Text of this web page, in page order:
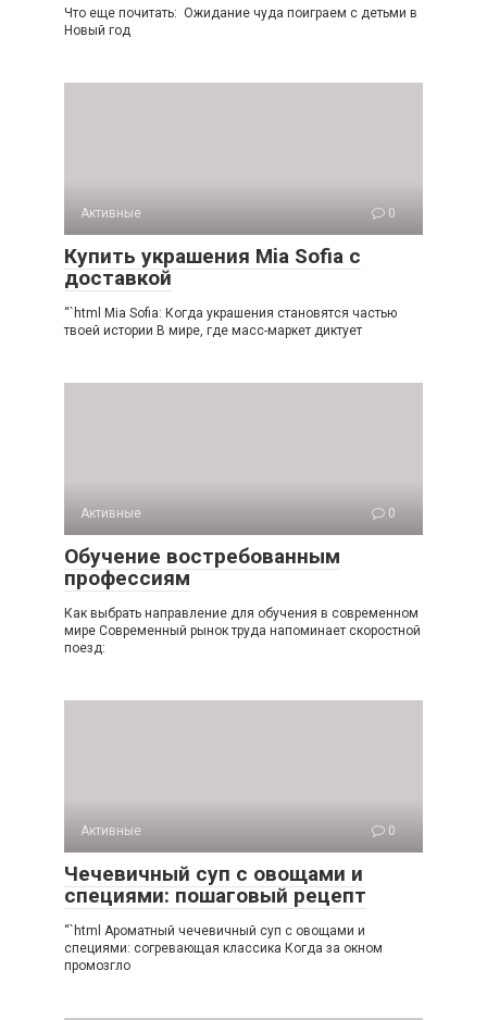
Что еще почитать: Ожидание чуда поиграем с детьми в
Новый год
Активные 0
Купить украшения Mia Sofia с
доставкой
“`html Mia Sofia: Когда украшения становятся частью
твоей истории В мире, где масс-маркет диктует
Активные 0
Обучение востребованным
профессиям
Как выбрать направление для обучения в современном
мире Современный рынок труда напоминает скоростной
поезд:
Активные 0
Чечевичный суп с овощами и
специями: пошаговый рецепт
“`html Ароматный чечевичный суп с овощами и
специями: согревающая классика Когда за окном
промозгло